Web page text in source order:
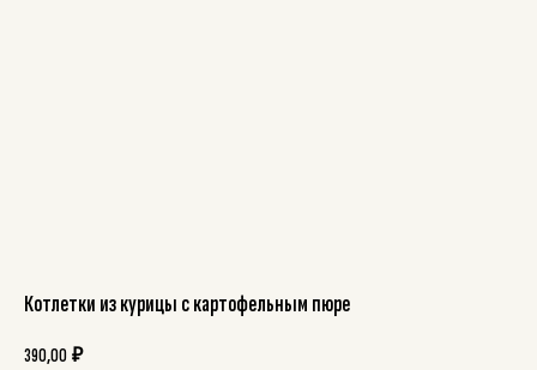
Котлетки из курицы с картофельным пюре
390,00 ₽